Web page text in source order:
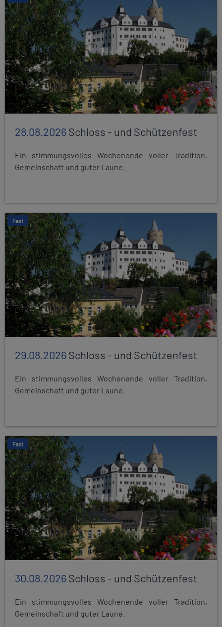
28.08.2026Schloss - und Schützenfest
Ein stimmungsvolles Wochenende voller Tradition,
Gemeinschaft und guter Laune.
Fest
29.08.2026Schloss - und Schützenfest
Ein stimmungsvolles Wochenende voller Tradition,
Gemeinschaft und guter Laune.
Fest
30.08.2026Schloss - und Schützenfest
Ein stimmungsvolles Wochenende voller Tradition,
Gemeinschaft und guter Laune.